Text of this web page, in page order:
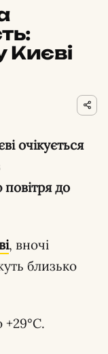
Києві
очікується
до
, вночі
близько
+29°С.